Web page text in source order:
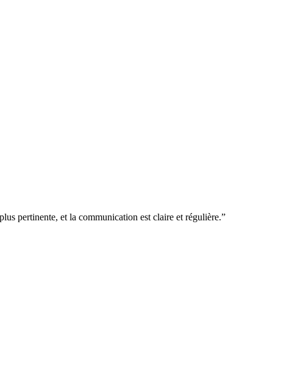
pertinente, et la communication est claire et régulière.”